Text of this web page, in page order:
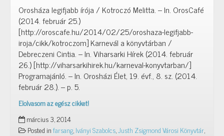
Orosháza legifjabb írója / Kotroczó Melitta. – In. OrosCafé
(2014. február 25.)
[http://oroscafe.hu/2014/02/25/oroshaza-legifjabb-
iroja/cikk/kotroczom] Karnevál a könyvtárban /
Debreczeni Cintia. – In. Viharsarki Hírek (2014. február
26.) [http://viharsarkihirek.hu/karneval-konyvtarban/]
Programajánló. – In. Orosházi Élet, 19. évf., 8. sz. (2014.
február 28.). – p. 5.
Elolvasom az egész cikket!
Rólunk
írtákmárcius 3, 2014
Posted infarsang,Iványi Szabolcs,Justh Zsigmond Városi Könyvtár,